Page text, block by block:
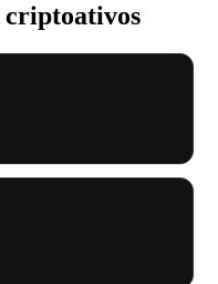
criptoativos